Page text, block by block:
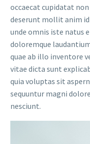
occaecat cupidatat
deserunt mollit anim
unde omnis iste natus
doloremque
quae ab illo inventore
vitae dicta sunt
quia voluptas sit
sequuntur magni
nesciunt.